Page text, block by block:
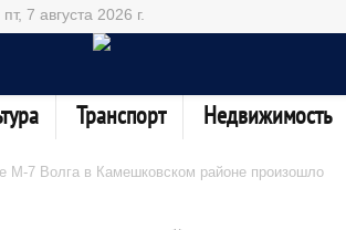
пт, 7 августа 2026 г.
Транспорт Недвижимость
М-7 Волга в Камешковском районе произошло